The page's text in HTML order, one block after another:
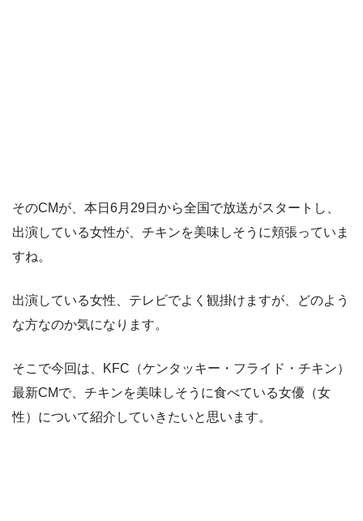
そのCMが、本日6月29日から全国で放送がスタートし、
出演している女性が、チキンを美味しそうに頬張っていま
すね。
出演している女性、テレビでよく観掛けますが、どのよう
な方なのか気になります。
そこで今回は、KFC（ケンタッキー・フライド・チキン）
最新CMで、チキンを美味しそうに食べている女優（女
性）について紹介していきたいと思います。